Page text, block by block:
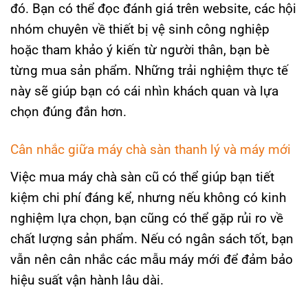
đó. Bạn có thể đọc đánh giá trên website, các hội
nhóm chuyên về thiết bị vệ sinh công nghiệp
hoặc tham khảo ý kiến từ người thân, bạn bè
từng mua sản phẩm. Những trải nghiệm thực tế
này sẽ giúp bạn có cái nhìn khách quan và lựa
chọn đúng đắn hơn.
Cân nhắc giữa máy chà sàn thanh lý và máy mới
Việc mua máy chà sàn cũ có thể giúp bạn tiết
kiệm chi phí đáng kể, nhưng nếu không có kinh
nghiệm lựa chọn, bạn cũng có thể gặp rủi ro về
chất lượng sản phẩm. Nếu có ngân sách tốt, bạn
vẫn nên cân nhắc các mẫu máy mới để đảm bảo
hiệu suất vận hành lâu dài.